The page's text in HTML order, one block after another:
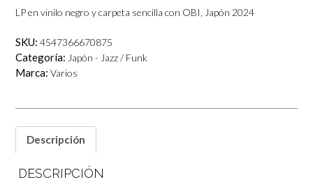
LP en vinilo negro y carpeta sencilla con OBI, Japón 2024
SKU: 4547366670875
Categoría: Japón - Jazz / Funk
Marca: Varios
Descripción
DESCRIPCIÓN